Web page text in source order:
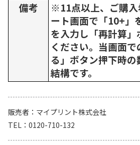
備考
※11点以上、ご購入
ート画面で「10+」
を入力し「再計算
ください。当画面
る」ボタン押下時
結構です。
販売者
マイプリント株式会社
TEL
0120-710-132